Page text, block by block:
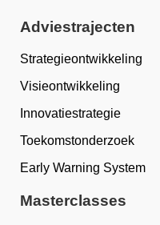
Adviestrajecten
Strategieontwikkeling
Visieontwikkeling
Innovatiestrategie
Toekomstonderzoek
Early Warning System
Masterclasses